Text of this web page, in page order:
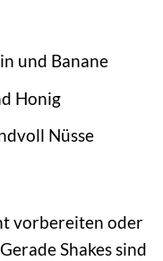
und Banane
Honig
Nüsse
vorbereiten oder
Shakes sind